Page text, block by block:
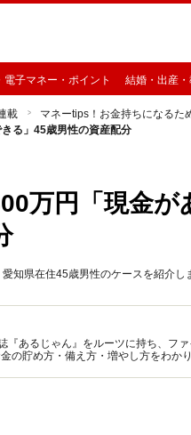
子マネー・ポイント 結婚・出産
載
マネーtips！お金持ちになるた
る」45歳男性の資産配分
万円「現金が
知県在住45歳男性のケースを紹介し
あるじゃん』をルーツに持ち、フ
の貯め方・備え方・増やし方をわか